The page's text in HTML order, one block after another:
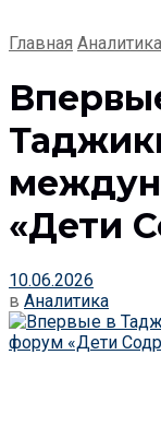
Главная Аналитика
«Дети
10.06.2026
в Аналитика